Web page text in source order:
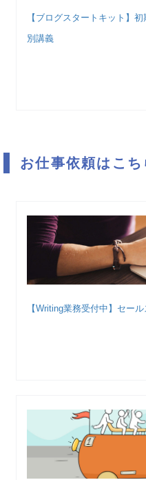
【ブログスタートキット】
別講義
お仕事依頼はこ
【Writing業務受付中】セー